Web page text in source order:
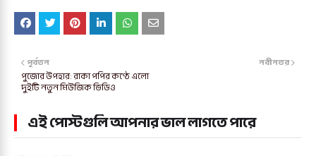
নবীনতর
পূর্বতন
পুজোর উপহার: রাকা পপির কণ্ঠে এলো
দুইটি নতুন মিউজিক ভিডিও
এই পোস্টগুলি আপনার ভাল লাগতে পারে